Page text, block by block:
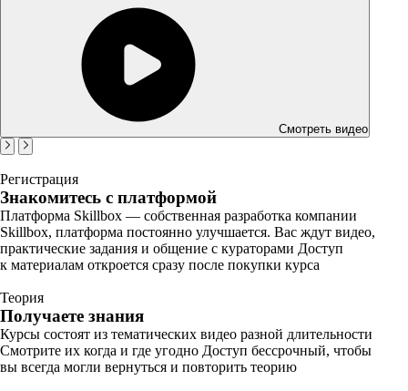
Смотреть видео
Регистрация
Знакомитесь с платформой
Платформа Skillbox — собственная разработка компании
Skillbox, платформа постоянно улучшается. Вас ждут видео,
практические задания и общение с кураторами Доступ
к материалам откроется сразу после покупки курса
Теория
Получаете знания
Курсы состоят из тематических видео разной длительности
Смотрите их когда и где угодно Доступ бессрочный, чтобы
вы всегда могли вернуться и повторить теорию